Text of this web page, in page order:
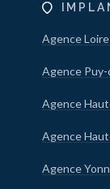
Agence
Agence
Agence
Agence
Agence